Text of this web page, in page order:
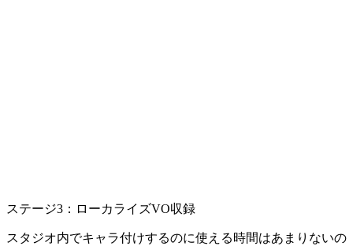
ステージ3：ローカライズVO収録
スタジオ内でキャラ付けするのに使える時間はあまりないの